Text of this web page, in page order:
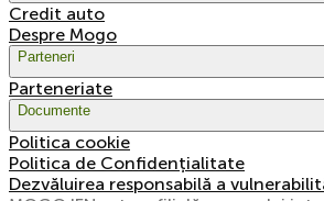
Credit auto
Despre Mogo
Parteneri
Parteneriate
Documente
Politica cookie
Politica de Confidențialitate
Dezvăluirea responsabilă a